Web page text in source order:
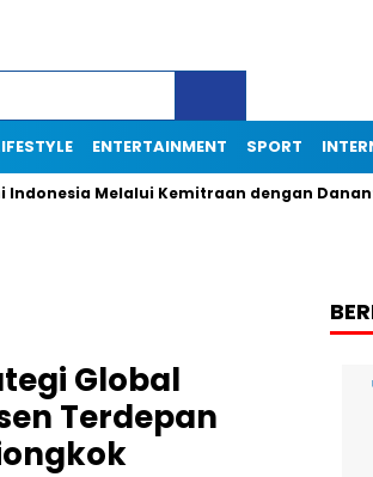
ENTERTAINMENT SPORT
Melalui Kemitraan dengan Danantara
Global
Terdepan